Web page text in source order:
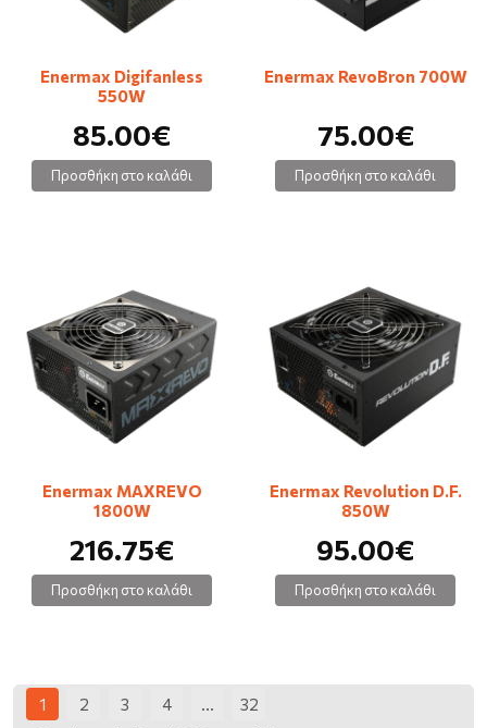
Enermax Digifanless
550W
85.00€
Προσθήκη στο καλάθι
Enermax RevoBron 700W
75.00€
Προσθήκη στο καλάθι
Enermax MAXREVO
1800W
216.75€
Προσθήκη στο καλάθι
Enermax Revolution D.F.
850W
95.00€
Προσθήκη στο καλάθι
1 2 3 4 ...
32